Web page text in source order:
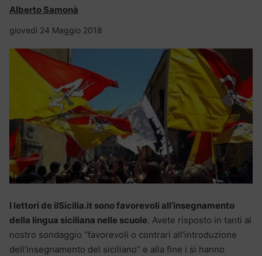
Alberto Samonà
giovedì 24 Maggio 2018
I lettori de ilSicilia.it sono favorevoli all’insegnamento
della lingua siciliana nelle scuole. Avete risposto in tanti al
nostro sondaggio “favorevoli o contrari all’introduzione
dell’insegnamento del siciliano” e alla fine i sì hanno